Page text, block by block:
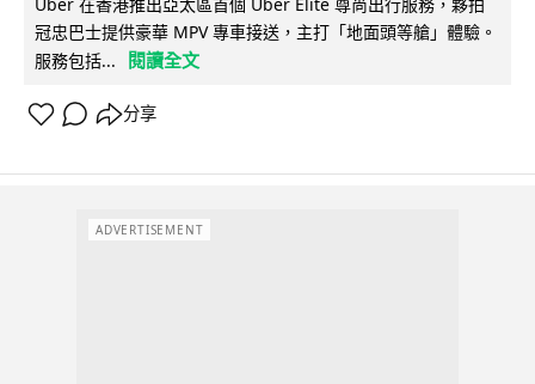
冠忠巴士提供豪華 MPV 專車接送，主打「地面頭等艙」體驗。
服務包括...
閱讀全文
分享
ADVERTISEMENT